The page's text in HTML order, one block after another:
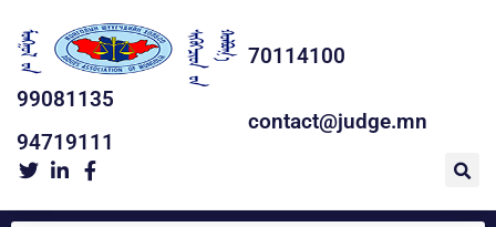
70114100
99081135
94719111
contact@judge.mn